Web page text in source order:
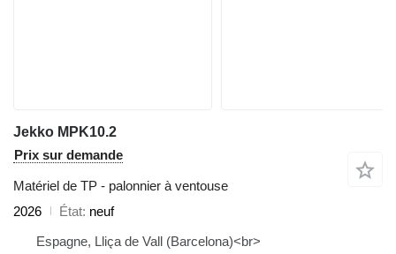
Jekko MPK10.2
Prix sur demande
Matériel de TP - palonnier à ventouse
2026
État neuf
Espagne, Lliça de Vall (Barcelona)<br>